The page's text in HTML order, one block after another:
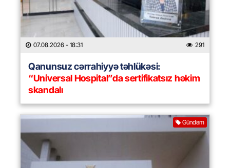
07.08.2026 - 18:31 291
Qanunsuz cərrahiyyə təhlükəsi:
“Universal Hospital”da sertifikatsız həkim
skandalı
Gündəm